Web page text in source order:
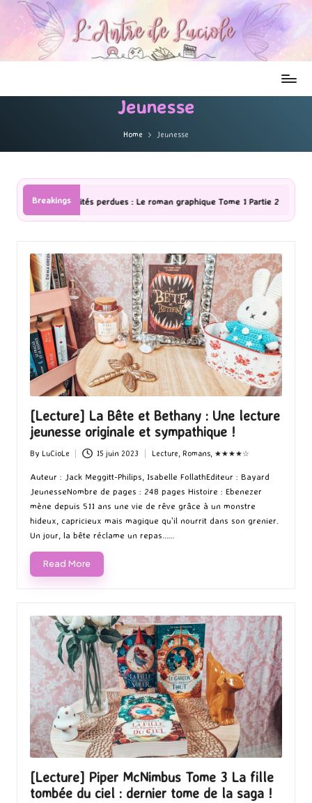
Jeunesse
Home Jeunesse
Breakings
graphique Tome 1 Partie 2 [Série TV] The Madison : J’ai
[Lecture] La Bête et Bethany : Une lecture
jeunesse originale et sympathique !
Posted
by
By LuCioLe 15 juin 2023
in
Lecture, Romans, ★★★★☆
Auteur : Jack Meggitt-Philips, Isabelle FollathEditeur : Bayard
JeunesseNombre de pages : 248 pages Histoire : Ebenezer
mène depuis 511 ans une vie de rêve grâce à un monstre
hideux, capricieux mais magique qu'il nourrit dans son grenier.
Un jour, la bête réclame un repas...…
Read More
[Lecture] Piper McNimbus Tome 3 La fille
tombée du ciel : dernier tome de la saga !